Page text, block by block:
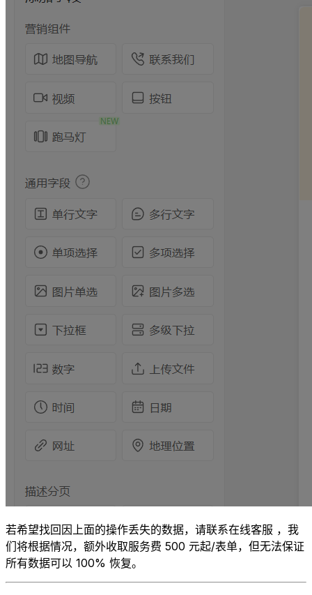
若希望找回因上面的操作丢失的数据，请联系在线客服 ，我
们将根据情况，额外收取服务费 500 元起/表单，但无法保证
所有数据可以 100% 恢复。